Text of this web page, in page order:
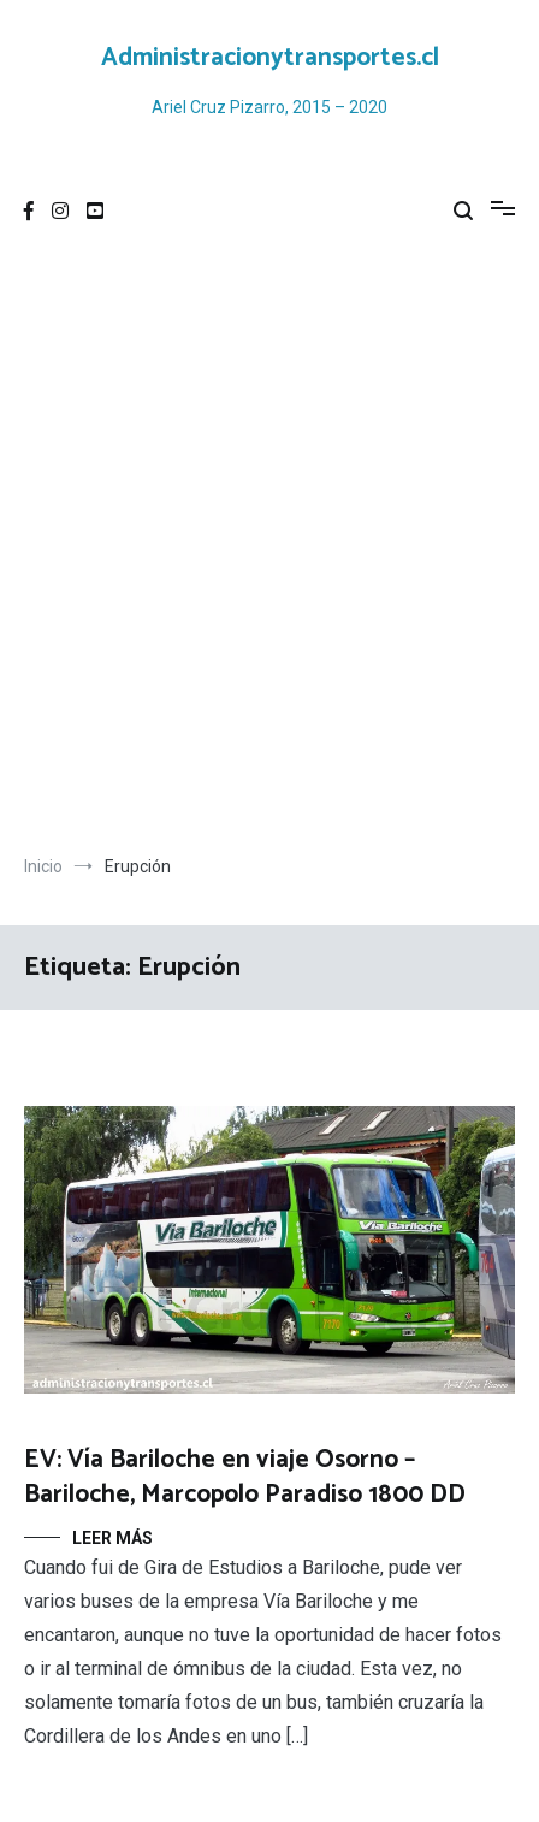
Administracionytransportes.cl
Ariel Cruz Pizarro, 2015 – 2020
Inicio Erupción
Etiqueta: Erupción
EV: Vía Bariloche en viaje Osorno –
Bariloche, Marcopolo Paradiso 1800 DD
LEER MÁS
Cuando fui de Gira de Estudios a Bariloche, pude ver
varios buses de la empresa Vía Bariloche y me
encantaron, aunque no tuve la oportunidad de hacer fotos
o ir al terminal de ómnibus de la ciudad. Esta vez, no
solamente tomaría fotos de un bus, también cruzaría la
Cordillera de los Andes en uno […]